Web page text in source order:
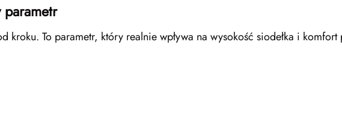
To parametr, który realnie wpływa na wysokość siodełka i komfort